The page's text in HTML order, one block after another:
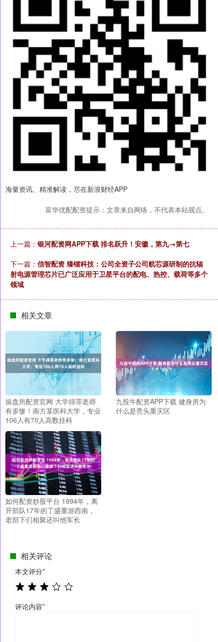
海量资讯、精准解读，尽在新浪财经APP
富华优配配资提示：文章来自网络，不代表本站观点。
上一篇： 银河配资网APP下载 排名跃升！安徽，第九→第七
下一篇： 信智配资 臻镭科技：公司全资子公司航芯源研制的抗辐
射电源管理芯片已广泛应用于卫星平台的配电、热控、载荷等多个
领域
相关文章
操盘所配资官网 大学得罪老师
有多惨！南方某医科大学，专业
106人有70人高数挂科
九投牛配资APP下载 健身房为
什么是秃头重灾区
如何配资炒股平台 1994年，离
开部队17年的丁盛重游西南，
老部下们相聚还叫他军长
相关评论
本文评分*
评论内容*